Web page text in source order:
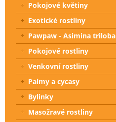
Pokojové květiny
Exotické rostliny
Pawpaw - Asimina triloba
Pokojové rostliny
Venkovní rostliny
Palmy a cycasy
Bylinky
Masožravé rostliny